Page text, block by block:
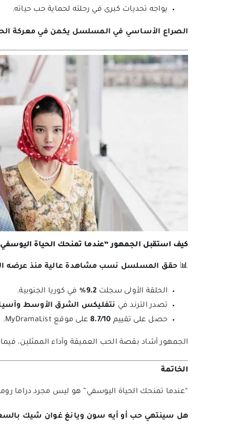
يواجه تحديات كبرى في رحلته لحماية حب حياته.
الصراع الأساسي في المسلسل يكمن في معركة
كيف استقبل الجمهور “عندما تمنحك الحياة
📊 حقق المسلسل نسب مشاهدة عالية منذ عرضه
الحلقة الأولى سجلت 9.2%
في كوريا الجنوبية.
تصدر الترند في نتفليكس الشرق الأوسط
حصل على تقييم 8.7/10على موقع MyDramaList.
الجمهور أشاد بقصة الحب العميقة وأداء الممثلين،
الخاتمة
“عندما تمنحك الحياة اليوسفي” هو ليس مجرد دراما
هل سينتهي حب أو أيه سون ويانغ غوان شيك